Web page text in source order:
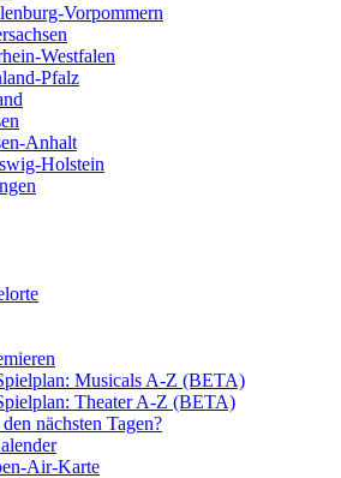
Vorpommern
Westfalen
Pfalz
Anhalt
Holstein
Musicals A-Z (BETA)
Theater A-Z (BETA)
nächsten Tagen?
Air-Karte